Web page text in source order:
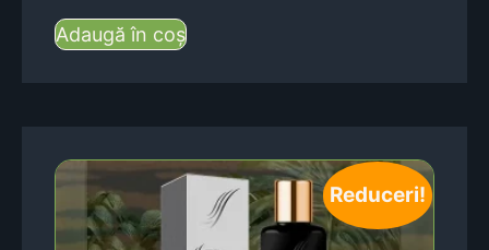
Adaugă în coș
Reduceri!